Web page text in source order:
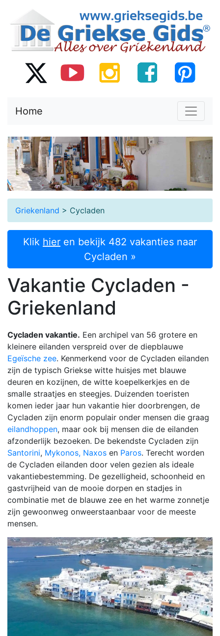
Home
Griekenland > Cycladen
Klik hier en bekijk 482 vakanties naar
Cycladen »
Vakantie Cycladen -
Griekenland
Cycladen vakantie. Een archipel van 56 grotere en
kleinere eilanden verspreid over de diepblauwe
Egeïsche zee. Kenmerkend voor de Cycladen eilanden
zijn de typisch Griekse witte huisjes met blauwe
deuren en kozijnen, de witte koepelkerkjes en de
smalle straatjes en steegjes. Duizenden toeristen
komen ieder jaar hun vakantie hier doorbrengen, de
Cycladen zijn enorm populair onder mensen die graag
eilandhoppen, maar ook bij mensen die de eilanden
afzonderlijk bezoeken. De bekendste Cycladen zijn
Santorini, Mykonos, Naxos en Paros. Terecht worden
de Cycladen eilanden door velen gezien als ideale
vakantiebestemming. De gezelligheid, schoonheid en
gastvrijheid van de mooie dorpen en stadjes in
combinatie met de blauwe zee en het warme zonnetje
zijn gewoonweg onweerstaanbaar voor de meeste
mensen.